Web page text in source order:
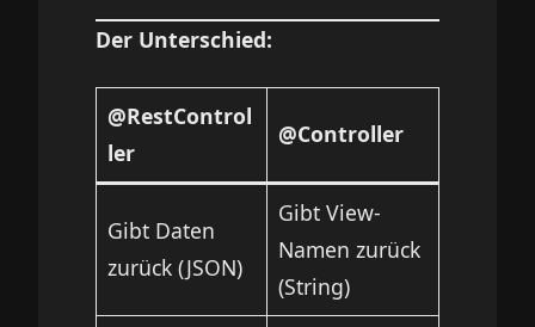
Der Unterschied:
@RestControl
ler
@Controller
Gibt Daten
zurück (JSON)
Gibt View-
Namen zurück
(String)